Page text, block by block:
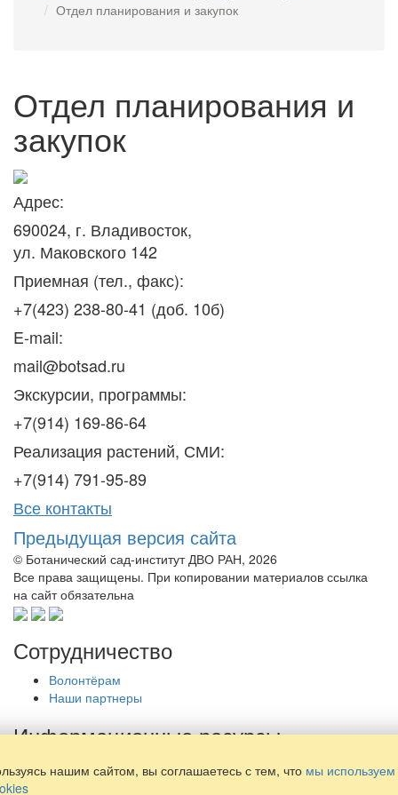
Отдел планирования и закупок
Отдел планирования и
закупок
Адрес:
690024, г. Владивосток,
ул. Маковского 142
Приемная (тел., факс):
+7(423) 238-80-41 (доб. 10б)
E-mail:
mail@botsad.ru
Экскурсии, программы:
+7(914) 169-86-64
Реализация растений, СМИ:
+7(914) 791-95-89
Все контакты
Предыдущая версия сайта
© Ботанический сад-институт ДВО РАН, 2026
Все права защищены. При копировании материалов ссылка
на сайт обязательна
Сотрудничество
Волонтёрам
Наши партнеры
Информационные ресурсы
Библиотека
нашим сайтом, вы соглашаетесь с тем, что мы используем